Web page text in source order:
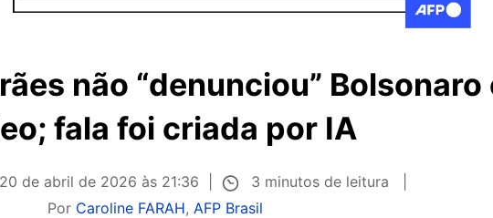
não “denunciou” Bolsonaro
fala foi criada por IA
20 de abril de 2026 às 21:36
3 minutos de leitura
Por Caroline FARAH, AFP Brasil